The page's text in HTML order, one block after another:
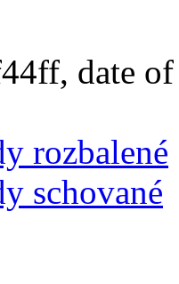
date
rozbalené
schované